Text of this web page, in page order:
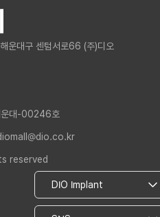
운대구 센텀서로66 (주)디오
운대-00246호
reserved